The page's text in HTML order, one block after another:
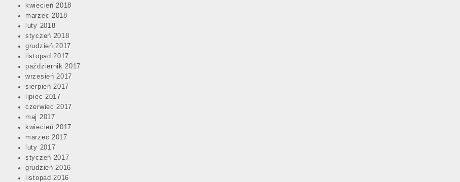
kwiecień 2018
marzec 2018
luty 2018
styczeń 2018
grudzień 2017
listopad 2017
październik 2017
wrzesień 2017
sierpień 2017
lipiec 2017
czerwiec 2017
maj 2017
kwiecień 2017
marzec 2017
luty 2017
styczeń 2017
grudzień 2016
listopad 2016